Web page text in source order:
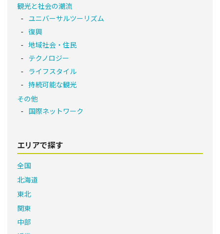
観光と社会の潮流
ユニバーサルツーリズム
復興
地域社会・住民
テクノロジー
ライフスタイル
持続可能な観光
その他
国際ネットワーク
エリアで探す
全国
北海道
東北
関東
中部